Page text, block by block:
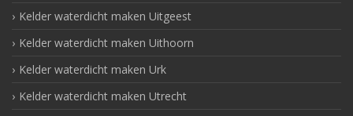
Kelder waterdicht maken Uitgeest
Kelder waterdicht maken Uithoorn
Kelder waterdicht maken Urk
Kelder waterdicht maken Utrecht